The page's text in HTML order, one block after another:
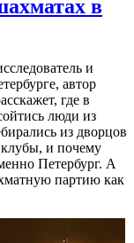
в
и
автор
где в
люди из
из дворцов
клубы, и почему
Петербург. А
партию как